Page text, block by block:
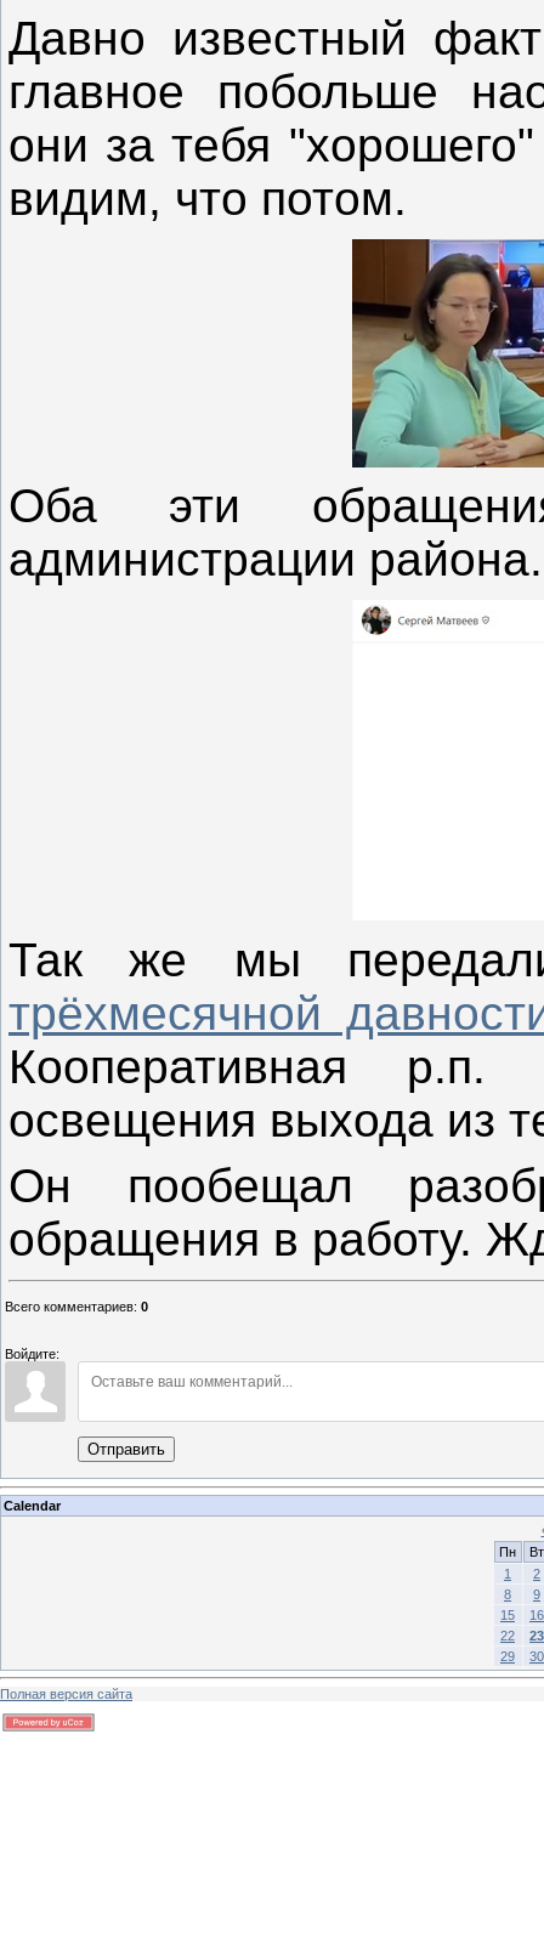
Давно известный
главное побольше
они за тебя
видим, что потом.
Оба эти
администрации района.
Так же мы
трёхмесячной
Кооперативная р.п.
освещения выхода из
Он пообещал
обращения в работу.
Всего комментариев: 0
Войдите:
Отправить
Calendar
Пн
Вт
1
2
8
9
15
16
22
23
29
30
Полная версия сайта